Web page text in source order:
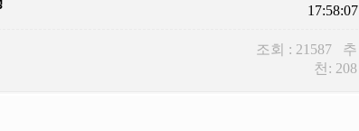
17:58:07
조회 : 21587 추
천: 208